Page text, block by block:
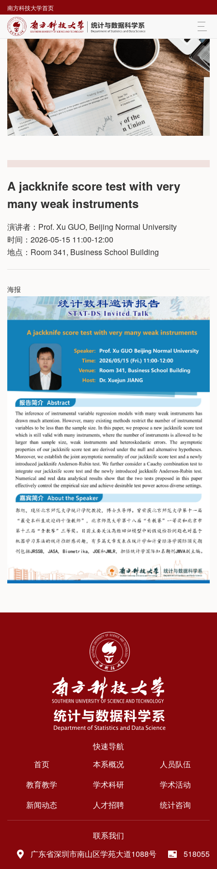
南方科技大学首页
A jackknife score test with very
many weak instruments
演讲者：Prof. Xu GUO, Beijing Normal University
时间：2026-05-15 11:00-12:00
地点：Room 341, Business School Building
海报
快速导航
首页
本系概况
人员队伍
教育教学
学术科研
学术活动
新闻动态
人才招聘 统计咨询
联系我们
广东省深圳市南山区学苑大道1088号
518055